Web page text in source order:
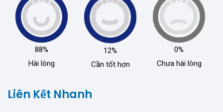
88%
Hài lòng
12%
Cần tốt hơn
0%
Chưa hài lòng
Liên Kết Nhanh